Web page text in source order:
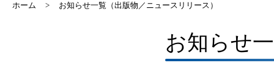
ホーム > お知らせ一覧（出版物／ニュースリリース）
お知らせ